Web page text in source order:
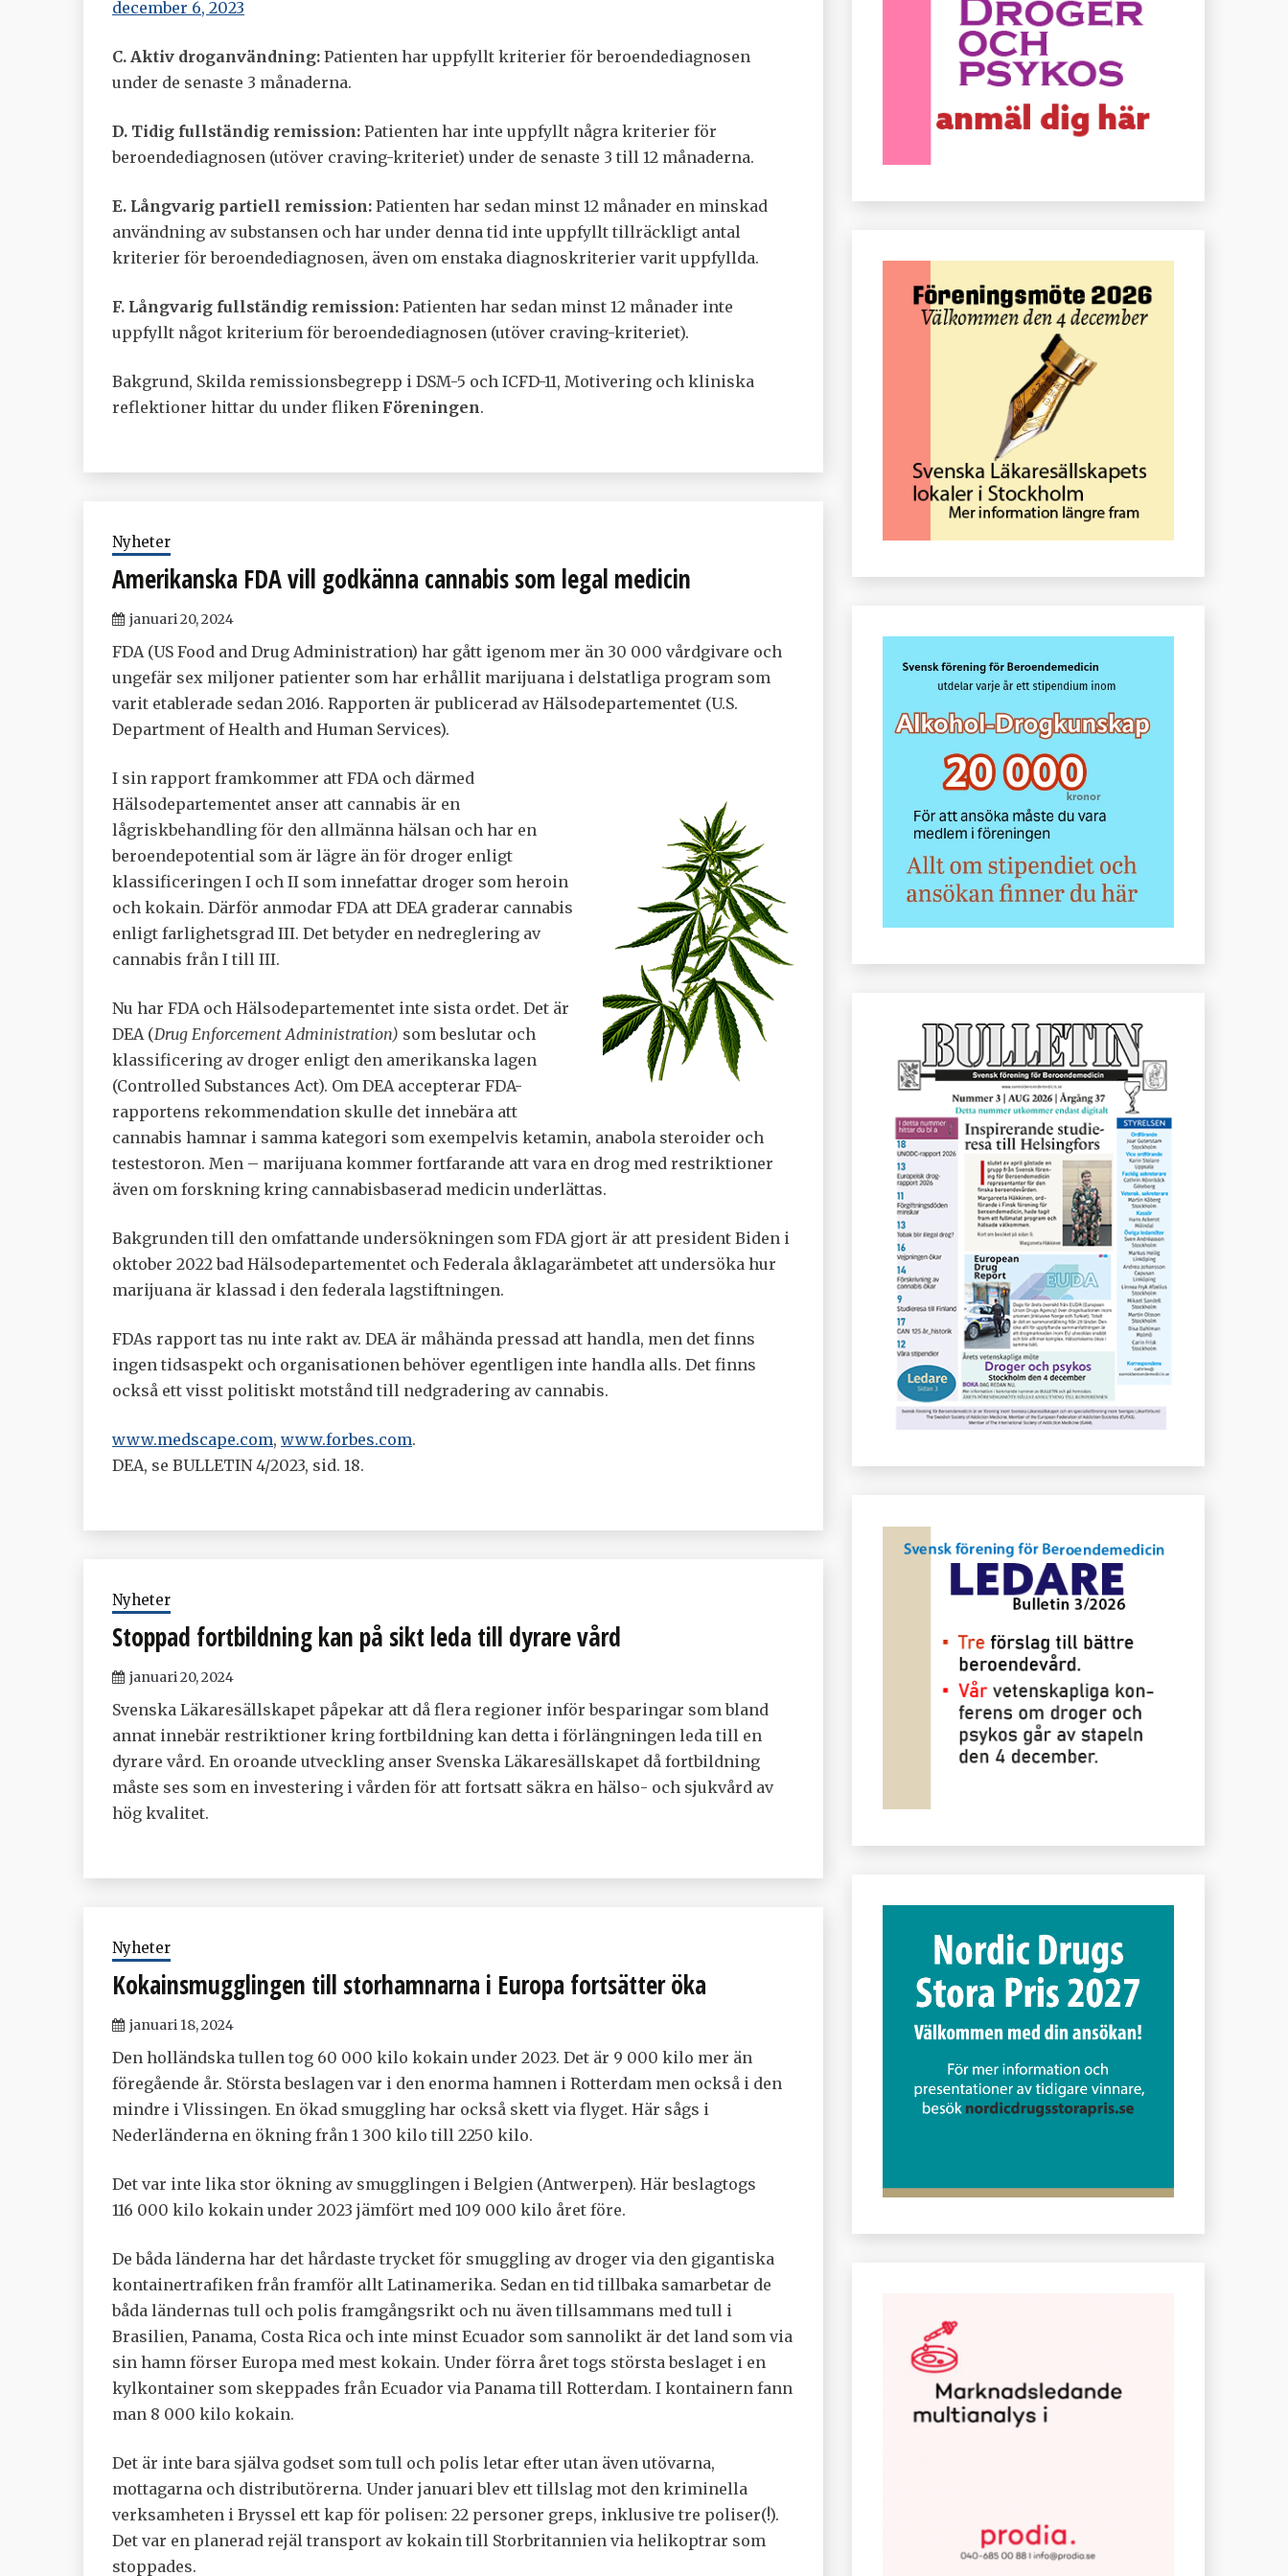
december 6, 2023
C. Aktiv droganvändning: Patienten har uppfyllt kriterier för beroendediagnosen
under de senaste 3 månaderna.
D. Tidig fullständig remission: Patienten har inte uppfyllt några kriterier för
beroendediagnosen (utöver craving-kriteriet) under de senaste 3 till 12 månaderna.
E. Långvarig partiell remission: Patienten har sedan minst 12 månader en minskad
användning av substansen och har under denna tid inte uppfyllt tillräckligt antal
kriterier för beroendediagnosen, även om enstaka diagnoskriterier varit uppfyllda.
F. Långvarig fullständig remission: Patienten har sedan minst 12 månader inte
uppfyllt något kriterium för beroendediagnosen (utöver craving-kriteriet).
Bakgrund, Skilda remissionsbegrepp i DSM-5 och ICFD-11, Motivering och kliniska
reflektioner hittar du under fliken Föreningen.
Nyheter
Amerikanska FDA vill godkänna cannabis som legal medicin
januari 20, 2024
FDA (US Food and Drug Administration) har gått igenom mer än 30 000 vårdgivare och
ungefär sex miljoner patienter som har erhållit marijuana i delstatliga program som
varit etablerade sedan 2016. Rapporten är publicerad av Hälsodepartementet (U.S.
Department of Health and Human Services).
I sin rapport framkommer att FDA och därmed
Hälsodepartementet anser att cannabis är en
lågriskbehandling för den allmänna hälsan och har en
beroendepotential som är lägre än för droger enligt
klassificeringen I och II som innefattar droger som heroin
och kokain. Därför anmodar FDA att DEA graderar cannabis
enligt farlighetsgrad III. Det betyder en nedreglering av
cannabis från I till III.
Nu har FDA och Hälsodepartementet inte sista ordet. Det är
DEA (Drug Enforcement Administration) som beslutar och
klassificering av droger enligt den amerikanska lagen
(Controlled Substances Act). Om DEA accepterar FDA-
rapportens rekommendation skulle det innebära att
cannabis hamnar i samma kategori som exempelvis ketamin, anabola steroider och
testestoron. Men – marijuana kommer fortfarande att vara en drog med restriktioner
även om forskning kring cannabisbaserad medicin underlättas.
Bakgrunden till den omfattande undersökningen som FDA gjort är att president Biden i
oktober 2022 bad Hälsodepartementet och Federala åklagarämbetet att undersöka hur
marijuana är klassad i den federala lagstiftningen.
FDAs rapport tas nu inte rakt av. DEA är måhända pressad att handla, men det finns
ingen tidsaspekt och organisationen behöver egentligen inte handla alls. Det finns
också ett visst politiskt motstånd till nedgradering av cannabis.
www.medscape.com, www.forbes.com.
DEA, se BULLETIN 4/2023, sid. 18.
Nyheter
Stoppad fortbildning kan på sikt leda till dyrare vård
januari 20, 2024
Svenska Läkaresällskapet påpekar att då flera regioner inför besparingar som bland
annat innebär restriktioner kring fortbildning kan detta i förlängningen leda till en
dyrare vård. En oroande utveckling anser Svenska Läkaresällskapet då fortbildning
måste ses som en investering i vården för att fortsatt säkra en hälso- och sjukvård av
hög kvalitet.
Nyheter
Kokainsmugglingen till storhamnarna i Europa fortsätter öka
januari 18, 2024
Den holländska tullen tog 60 000 kilo kokain under 2023. Det är 9 000 kilo mer än
föregående år. Största beslagen var i den enorma hamnen i Rotterdam men också i den
mindre i Vlissingen. En ökad smuggling har också skett via flyget. Här sågs i
Nederländerna en ökning från 1 300 kilo till 2250 kilo.
Det var inte lika stor ökning av smugglingen i Belgien (Antwerpen). Här beslagtogs
116 000 kilo kokain under 2023 jämfört med 109 000 kilo året före.
De båda länderna har det hårdaste trycket för smuggling av droger via den gigantiska
kontainertrafiken från framför allt Latinamerika. Sedan en tid tillbaka samarbetar de
båda ländernas tull och polis framgångsrikt och nu även tillsammans med tull i
Brasilien, Panama, Costa Rica och inte minst Ecuador som sannolikt är det land som via
sin hamn förser Europa med mest kokain. Under förra året togs största beslaget i en
kylkontainer som skeppades från Ecuador via Panama till Rotterdam. I kontainern fann
man 8 000 kilo kokain.
Det är inte bara själva godset som tull och polis letar efter utan även utövarna,
mottagarna och distributörerna. Under januari blev ett tillslag mot den kriminella
verksamheten i Bryssel ett kap för polisen: 22 personer greps, inklusive tre poliser(!).
Det var en planerad rejäl transport av kokain till Storbritannien via helikoptrar som
stoppades.